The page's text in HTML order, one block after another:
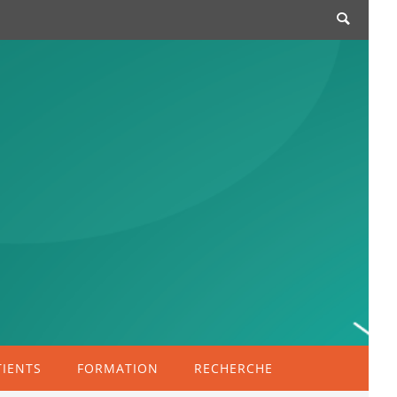
FORMATION RECHERCHE